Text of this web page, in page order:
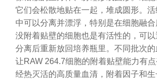
它们会松散地贴在一起，堆成圆形。
中可以分离并漂浮，特别是在细胞融合
没附着贴壁的细胞也是有活性的，可
分离后重新放回培养瓶里。不同批次
让RAW 264.7细胞的附着贴壁能力有
经热灭活的高质量血清，附着因子和